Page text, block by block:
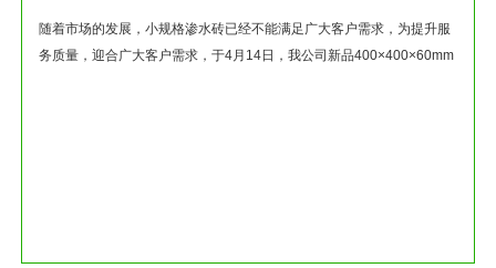
随着市场的发展，小规格渗水砖已经不能满足广大客户需求，为提升服
务质量，迎合广大客户需求，于4月14日，我公司新品400×400×60mm